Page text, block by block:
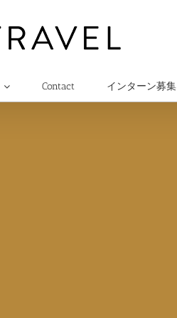
Contact インターン募集